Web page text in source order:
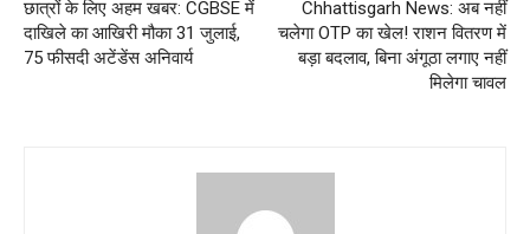
छात्रों के लिए अहम खबर: CGBSE में
दाखिले का आखिरी मौका 31 जुलाई,
75 फीसदी अटेंडेंस अनिवार्य
Chhattisgarh News: अब नहीं
चलेगा OTP का खेल! राशन वितरण में
बड़ा बदलाव, बिना अंगूठा लगाए नहीं
मिलेगा चावल